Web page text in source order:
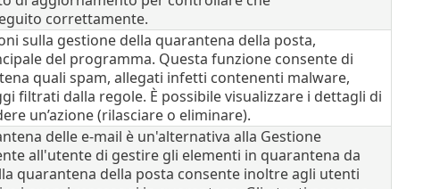
correttamente.
sulla gestione della quarantena della posta,
del programma. Questa funzione consente di
quali spam, allegati infetti contenenti malware,
filtrati dalla regole. È possibile visualizzare i dettagli di
un’azione (rilasciare o eliminare).
delle e-mail è un'alternativa alla Gestione
all'utente di gestire gli elementi in quarantena da
quarantena della posta consente inoltre agli utenti